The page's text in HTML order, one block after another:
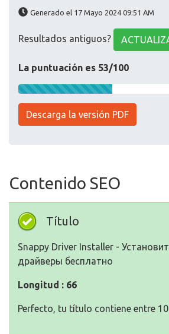
Generado el 17 Mayo 2024 09:51 AM
Resultados antiguos?
La puntuación es 53/100
Descarga la versión PDF
Contenido SEO
Título
Snappy Driver Installer -
драйверы бесплатно
Longitud : 66
Perfecto, tu título contiene entre